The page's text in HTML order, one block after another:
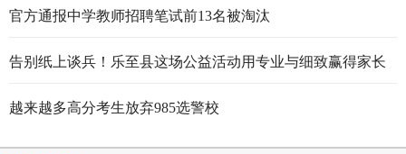
官方通报中学教师招聘笔试前13名被淘汰
告别纸上谈兵！乐至县这场公益活动用专业与细致赢得家长
越来越多高分考生放弃985选警校